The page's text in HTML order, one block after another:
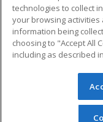
Military
Financial
Help
© 2026 ed2go, a
reserved. The
redistributed
technologies to collect
your browsing activities
information being
choosing to "Accept All
including as described